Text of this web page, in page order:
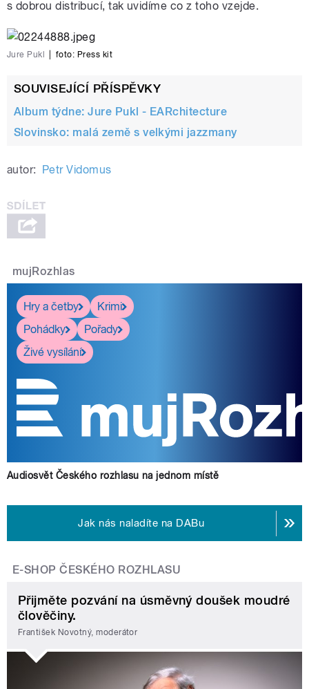
s dobrou distribucí, tak uvidíme co z toho vzejde.
Jure Pukl foto: Press kit
SOUVISEJÍCÍ PŘÍSPĚVKY
Album týdne: Jure Pukl - EARchitecture
Slovinsko: malá země s velkými jazzmany
autor: Petr Vidomus
mujRozhlas
Hry a četby
Krimi
Pohádky
Pořady
Živé vysílání
Audiosvět Českého rozhlasu na jednom místě
Jak nás naladíte na DABu
E-SHOP ČESKÉHO ROZHLASU
Přijměte pozvání na úsměvný doušek moudré
člověčiny.
František Novotný, moderátor